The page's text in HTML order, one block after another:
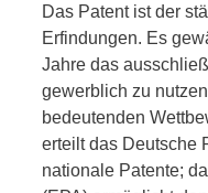
Das Patent ist der
Erfindungen. Es
Jahre das
gewerblich zu
bedeutenden
erteilt das Deutsche
nationale Patente;